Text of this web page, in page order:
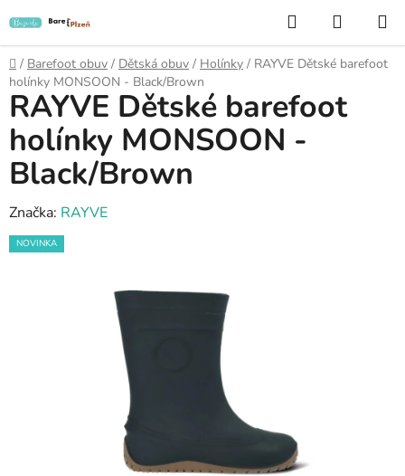
na
obsah
Hledat
KOŠÍK
Domů
/ Barefoot obuv / Dětská obuv / Holínky / RAYVE Dětské barefoot
holínky MONSOON - Black/Brown
RAYVE Dětské barefoot
holínky MONSOON -
Black/Brown
Značka: RAYVE
NOVINKA